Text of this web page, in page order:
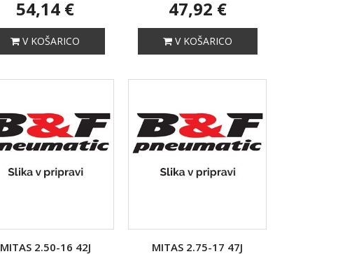
54,14 €
V KOŠARICO
47,92 €
V KOŠARICO
MITAS 2.50-16 42J
MITAS 2.75-17 47J